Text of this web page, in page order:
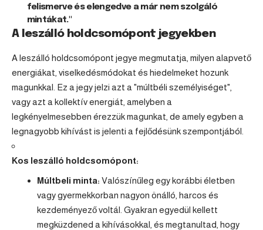
felismerve és elengedve a már nem szolgáló
mintákat."
A leszálló holdcsomópont jegyekben
A leszálló holdcsomópont jegye megmutatja, milyen alapvető
energiákat, viselkedésmódokat és hiedelmeket hozunk
magunkkal. Ez a jegy jelzi azt a "múltbéli személyiséget",
vagy azt a kollektív energiát, amelyben a
legkényelmesebben érezzük magunkat, de amely egyben a
legnagyobb kihívást is jelenti a fejlődésünk szempontjából.
Kos leszálló holdcsomópont:
Múltbeli minta: Valószínűleg egy korábbi életben
vagy gyermekkorban nagyon önálló, harcos és
kezdeményező voltál. Gyakran egyedül kellett
megküzdened a kihívásokkal, és megtanultad, hogy